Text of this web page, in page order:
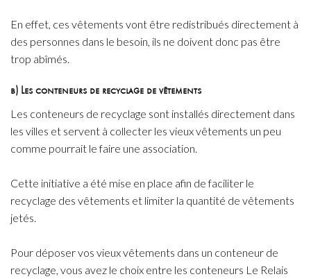
En effet, ces vêtements vont être redistribués directement à
des personnes dans le besoin, ils ne doivent donc pas être
trop abîmés.
b) Les conteneurs de recyclage de vêtements
Les conteneurs de recyclage sont installés directement dans
les villes et servent à collecter les vieux vêtements un peu
comme pourrait le faire une association.
Cette initiative a été mise en place afin de faciliter le
recyclage des vêtements et limiter la quantité de vêtements
jetés.
Pour déposer vos vieux vêtements dans un conteneur de
recyclage, vous avez le choix entre les conteneurs Le Relais